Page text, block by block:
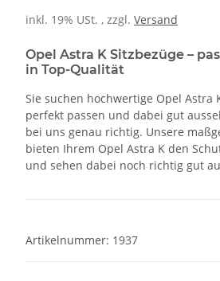
inkl. 19% USt. , zzgl. Versand
Opel Astra K Sitzbezüge –
in Top-Qualität
Sie suchen hochwertige Opel Astra
perfekt passen und dabei gut
bei uns genau richtig. Unsere
bieten Ihrem Opel Astra K den
und sehen dabei noch richtig gut
Artikelnummer: 1937